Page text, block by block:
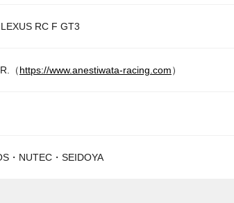
RC F GT3
（https://www.anestiwata-racing.com）
・NUTEC・SEIDOYA